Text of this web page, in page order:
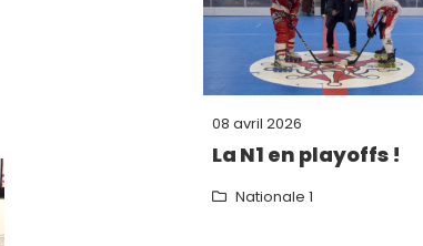
08 avril 2026
La N1 en playoffs !
Nationale 1